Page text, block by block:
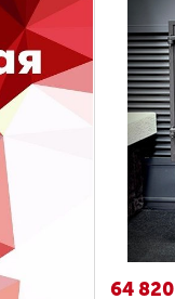
64 820